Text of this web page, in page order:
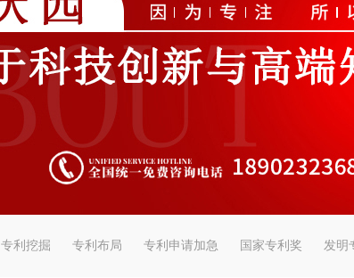
专利挖掘 专利布局 专利申请加急 国家专利奖 发明